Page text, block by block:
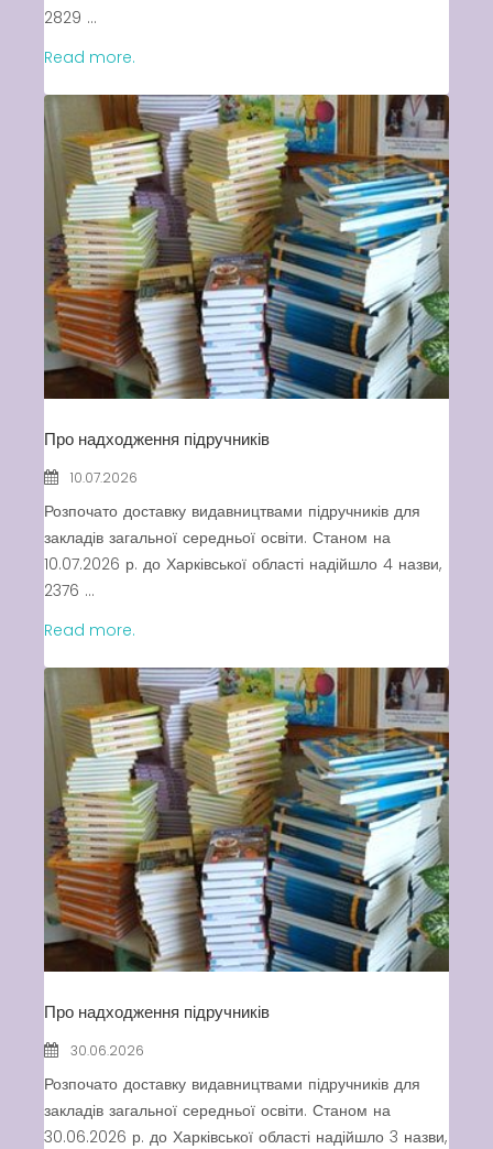
2829 ...
Read more.
Про надходження підручників
10.07.2026
Розпочато доставку видавництвами підручників для
закладів загальної середньої освіти. Станом на
10.07.2026 р. до Харківської області надійшло 4 назви,
2376 ...
Read more.
Про надходження підручників
30.06.2026
Розпочато доставку видавництвами підручників для
закладів загальної середньої освіти. Станом на
30.06.2026 р. до Харківської області надійшло 3 назви,